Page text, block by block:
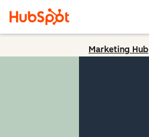
Marketing Hub